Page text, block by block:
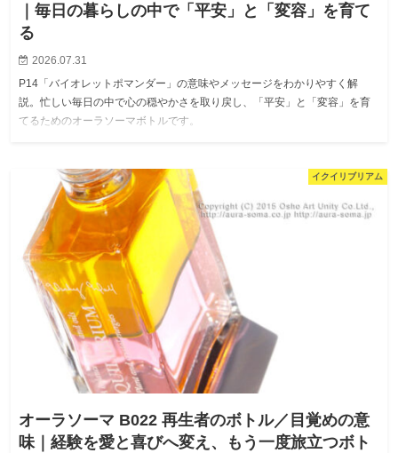
｜毎日の暮らしの中で「平安」と「変容」を育て
る
2026.07.31
P14「バイオレットポマンダー」の意味やメッセージをわかりやすく解
説。忙しい毎日の中で心の穏やかさを取り戻し、「平安」と「変容」を育
てるためのオーラソーマボトルです。
イクイリブリアム
オーラソーマ B022 再生者のボトル／目覚めの意
味｜経験を愛と喜びへ変え、もう一度旅立つボト